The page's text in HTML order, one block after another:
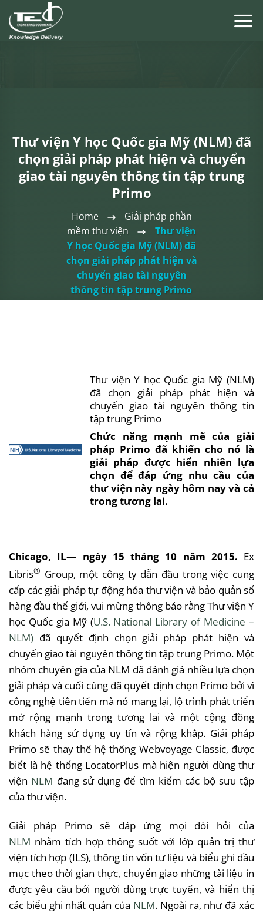
đến
nội
Thư viện Y học Quốc gia Mỹ (NLM) đã
chọn giải pháp phát hiện và chuyển
giao tài nguyên thông tin tập trung
Primo
Home
Giải pháp phần
mềm thư viện
Thư viện
Y học Quốc gia Mỹ (NLM) đã
chọn giải pháp phát hiện và
chuyển giao tài nguyên
thông tin tập trung Primo
Thư viện Y học Quốc gia Mỹ (NLM)
đã
chọn giải pháp phát hiện và
chuyển giao tài nguyên thông tin
tậptrung Primo
Chức
năng mạnh mẽcủa giải
pháp Primođã khiến cho nó là
giải pháp được hiển nhiên lựa
chọn để đáp ứng nhu cầu của
thư viện này ngày hôm nayvà cả
trongtương lai.
Chicago, IL— ngày15 tháng 10 năm 2015. Ex
Libris® Group, một công ty dẫn đầu trong việc cung
cấp các giải pháptự động hóa thưviện và bảo quản số
hàng đầu thế giới,vui mừng thông báo rằngThưviện Y
học Quốc gia Mỹ (U.S. National Library of Medicine –
NLM) đã quyết định chọn giải pháp phát hiện và
chuyển giaotài nguyên thôngtintập trungPrimo. Một
nhóm chuyên gia của NLM đã đánh giá nhiều lựa chọn
giải pháp và cuối cùng đã quyết định chọn Primo bởi vì
công nghệ tiên tiến mà nó mang lại, lộtrình pháttriển
mở rộng mạnh trong tương lai và một cộng đồng
khách hàng sử dụng uy tín và rộng khắp. Giải pháp
Primosẽ thay thế hệ thống Webvoyage Classic, được
biết là hệ thống LocatorPlus mà hiện người dùng thư
viện NLM đang sử dụng để tìm kiếm các bộ sưu tập
của thưviện.
Giải pháp Primosẽ đáp ứng mọi đòi hỏi
của
NLM nhằm tích hợp thông suốt với lớp quản trị thư
viện tích hợp (ILS), thôngtinvốn tư liệu và biểu ghi đầu
mục theo thời gian thực, chuyển giao những tài liệu in
được yêu cầu bởi người dùng trực tuyến,và hiển thị
các biểu ghi nhất quán của NLM. Ngoài ra, như đã xác